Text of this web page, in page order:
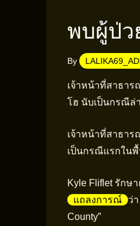
พบผู้ป่ว
By
เจ้าหน้าที่สาธา
โฮ นับเป็นกรณีล่
เจ้าหน้าที่สาธา
เป็นกรณีแรกใน
Kyle Fliflet รักษ
แถลงการณ์
ว่า
County”